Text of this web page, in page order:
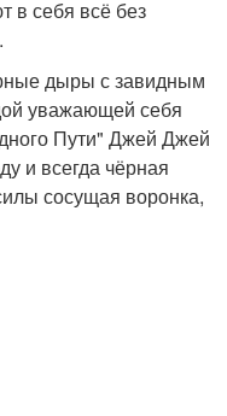
в себя всё без
дыры с завидным
уважающей себя
Пути" Джей Джей
и всегда чёрная
сосущая воронка,